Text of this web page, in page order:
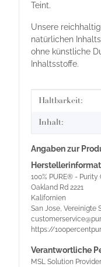
Teint.
Unsere
natürlichen
ohne künstliche
Inhaltsstoffe.
Wert
Haltbarkeit:
Inhalt:
Angaben zur
100% PURE® -
Oakland Rd 2221
Kalifornien
San Jose, Vereinigte
https://
Verantwortliche
MSL Solution